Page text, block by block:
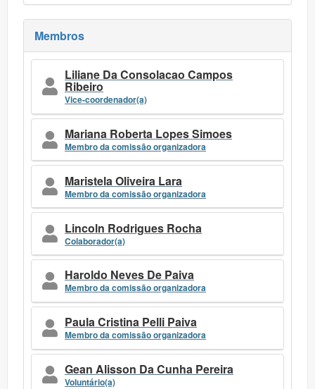
Membros
Liliane Da Consolacao Campos
Ribeiro
Vice-coordenador(a)
Mariana Roberta Lopes Simoes
Membro da comissão organizadora
Maristela Oliveira Lara
Membro da comissão organizadora
Lincoln Rodrigues Rocha
Colaborador(a)
Haroldo Neves De Paiva
Membro da comissão organizadora
Paula Cristina Pelli Paiva
Membro da comissão organizadora
Gean Alisson Da Cunha Pereira
Voluntário(a)